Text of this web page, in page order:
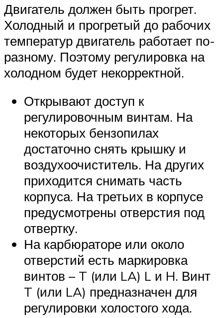
Двигатель должен быть прогрет.
Холодный и прогретый до рабочих
температур двигатель работает по-
разному. Поэтому регулировка на
холодном будет некорректной.
Открывают доступ к
регулировочным винтам. На
некоторых бензопилах
достаточно снять крышку и
воздухоочиститель. На других
приходится снимать часть
корпуса. На третьих в корпусе
предусмотрены отверстия под
отвертку.
На карбюраторе или около
отверстий есть маркировка
винтов – T (или LA) L и H. Винт
T (или LA) предназначен для
регулировки холостого хода.